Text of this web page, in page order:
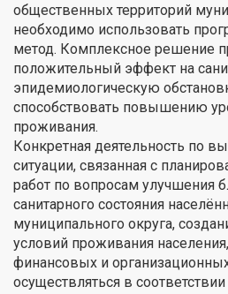
общественных территорий
необходимо использовать
метод. Комплексное решение
положительный эффект на
эпидемиологическую
способствовать повышению
проживания.
Конкретная деятельность по
ситуации, связанная с
работ по вопросам улучшения
санитарного состояния
муниципального округа,
условий проживания
финансовых и
осуществляться в